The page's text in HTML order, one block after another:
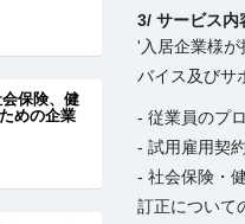
保険、健
めの企業
3/ サービス内
'入居企業様
バイス及びサ
- 従業員のプ
- 試用雇用契
- 社会保険・
訂正について